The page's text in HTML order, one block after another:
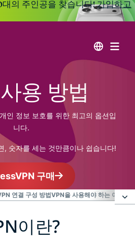
의 주인공을 찾습니다!가입하고
용 방법
인 정보 보호를 위한 최고의 옵션입
니다.
, 숫자를 세는 것만큼이나 쉽습니다!
구매
연결 구성 방법VPN을 사용해야 하는 이유위
이란?